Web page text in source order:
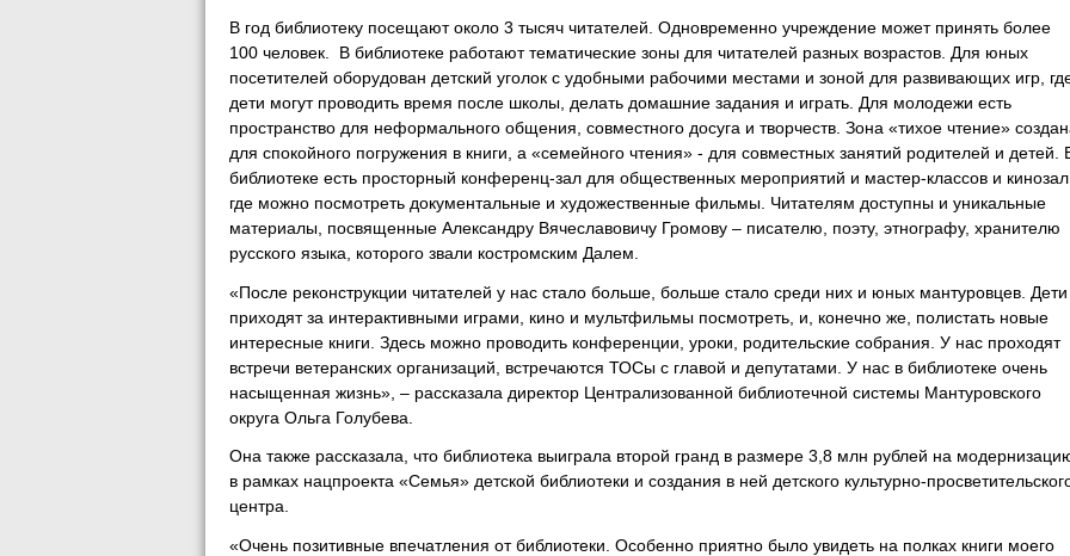
В год библиотеку посещают около 3 тысяч читателей. Одновременно учреждение может принять более
100 человек. В библиотеке работают тематические зоны для читателей разных возрастов. Для юных
посетителей оборудован детский уголок с удобными рабочими местами и зоной для развивающих игр,
дети могут проводить время после школы, делать домашние задания и играть. Для молодежи есть
пространство для неформального общения, совместного досуга и творчеств. Зона «тихое чтение»
для спокойного погружения в книги, а «семейного чтения» - для совместных занятий родителей и детей.
библиотеке есть просторный конференц-зал для общественных мероприятий и мастер-классов и
где можно посмотреть документальные и художественные фильмы. Читателям доступны и уникальные
материалы, посвященные Александру Вячеславовичу Громову – писателю, поэту, этнографу, хранителю
русского языка, которого звали костромским Далем.
«После реконструкции читателей у нас стало больше, больше стало среди них и юных мантуровцев. Дети
приходят за интерактивными играми, кино и мультфильмы посмотреть, и, конечно же, полистать новые
интересные книги. Здесь можно проводить конференции, уроки, родительские собрания. У нас проходят
встречи ветеранских организаций, встречаются ТОСы с главой и депутатами. У нас в библиотеке очень
насыщенная жизнь», – рассказала директор Централизованной библиотечной системы Мантуровского
округа Ольга Голубева.
Она также рассказала, что библиотека выиграла второй гранд в размере 3,8 млн рублей на
в рамках нацпроекта «Семья» детской библиотеки и создания в ней детского культурно-
центра.
«Очень позитивные впечатления от библиотеки. Особенно приятно было увидеть на полках книги моего